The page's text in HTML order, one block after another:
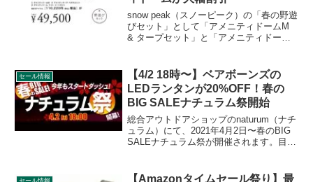
snow peak（スノーピーク）の「春の野遊
びセット」として「アメニティドームM
& タープセット」と「アメニティドーム
ドームがリニューアルされることに伴
い、旧盤が大幅割引されることになりま
した。詳細をレビューします。
セール情報
【4/2 18時〜】ベアボーンズの
LEDランタンが20%OFF！春の
BIG SALEナチュラム祭開始
総合アウトドアショップのnaturum（ナチ
ュラム）にて、2021年4月2日〜春のBIG
SALEナチュラム祭が開催されます。目玉
になるなど、注目アイテムが満載です。
【Amazonタイムセール祭り】最